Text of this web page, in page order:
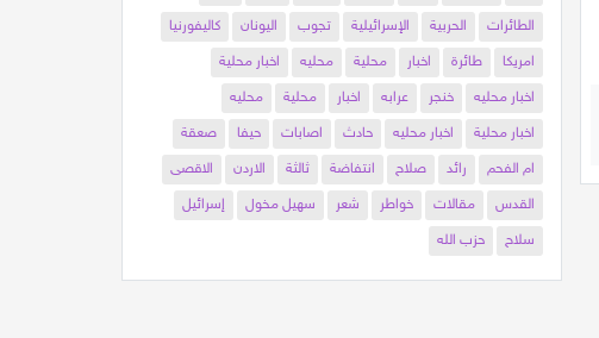
الطائرات
الحربية الإسرائيلية تجوب اليونان
كاليفورنيا
امريكا
طائرة اخبار محلية محليه
اخبار محلية
اخبار محليه
خنجر عرابه اخبار محلية
محليه
اخبار محلية
اخبار محليه حادث اصابات حيفا
صعقة
ام الفحم
رائد صلاح انتفاضة ثالثة الاردن
الاقصى
القدس
مقالات خواطر شعر سهيل مخول
إسرائيل
سلاح
حزب الله